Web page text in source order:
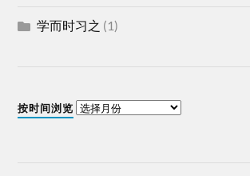
学而时习之 (1)
按时间浏览